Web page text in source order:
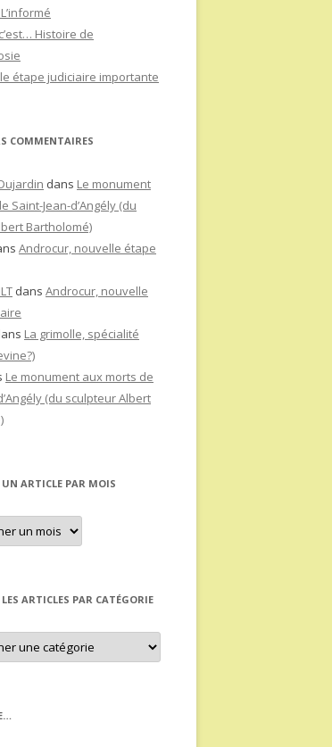
Histoire de
étape judiciaire importante
COMMENTAIRES
dans Le monument
Saint-Jean-d’Angély (du
Bartholomé)
Androcur, nouvelle étape
dans Androcur, nouvelle
La grimolle, spécialité
Le monument aux morts de
(du sculpteur Albert
UN ARTICLE PAR MOIS
ARTICLES PAR CATÉGORIE